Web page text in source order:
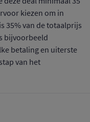
kiezen om in
35% van de totaalprijs
bijvoorbeeld
betaling en uiterste
van het